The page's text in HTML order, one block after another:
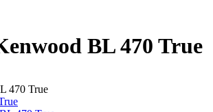
BL 470 True
470 True